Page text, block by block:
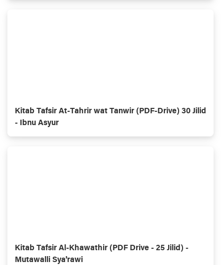
Kitab Tafsir At-Tahrir wat Tanwir (PDF-Drive) 30 Jilid
- Ibnu Asyur
Kitab Tafsir Al-Khawathir (PDF Drive - 25 Jilid) -
Mutawalli Sya'rawi